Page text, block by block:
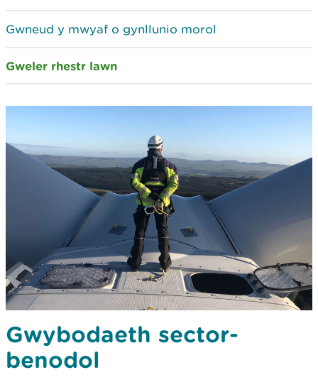
Gwneud y mwyaf o gynllunio morol
Gweler rhestr lawn
Gwybodaeth sector-
benodol